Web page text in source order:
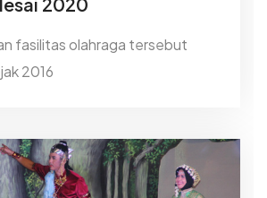
fasilitas olahraga tersebut
2016